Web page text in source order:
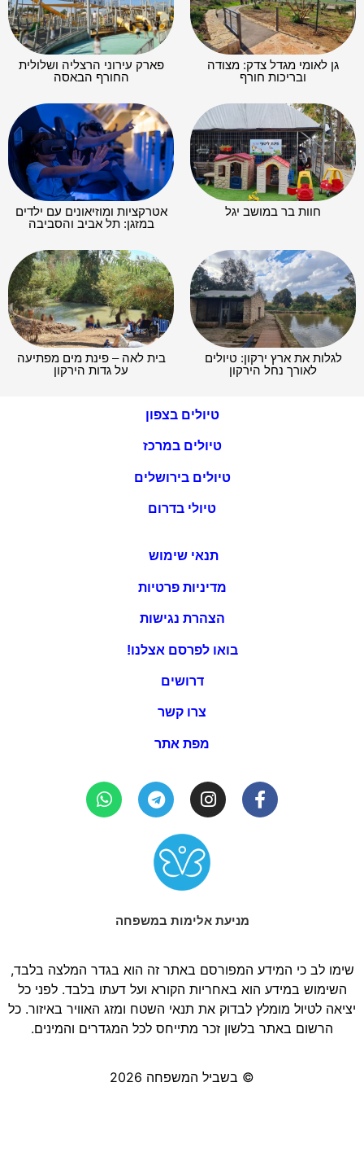
גן לאומי מגדל צדק: מצודה
ובריכות חורף
פארק עירוני הרצליה ושלולית
החורף הבאסה
חוות בר במושב יגל
אטרקציות ומוזיאונים עם ילדים
במזגן: תל אביב והסביבה
לגלות את ארץ ירקון: טיולים
לאורך נחל הירקון
בית לאה – פינת מים מפתיעה
על גדות הירקון
טיולים בצפון
טיולים במרכז
טיולים בירושלים
טיולי בדרום
תנאי שימוש
מדיניות פרטיות
הצהרת נגישות
בואו לפרסם אצלנו!
דרושים
צרו קשר
מפת אתר
מניעת אלימות במשפחה
שימו לב כי המידע המפורסם באתר זה הוא בגדר המלצה בלבד,
השימוש במידע הוא באחריות הקורא ועל דעתו בלבד. לפני כל
יציאה לטיול מומלץ לבדוק את תנאי השטח ומזג האוויר באיזור. כל
הרשום באתר בלשון זכר מתייחס לכל המגדרים והמינים.
© בשביל המשפחה 2026